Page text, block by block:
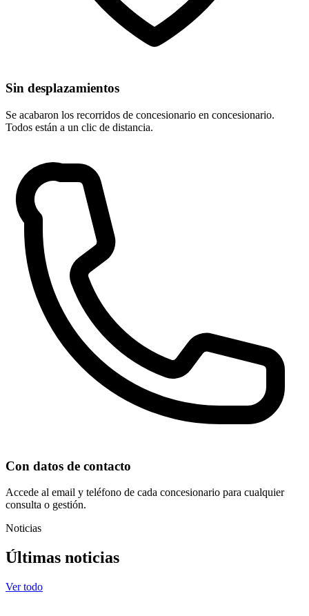
Sin desplazamientos
Se acabaron los recorridos de concesionario en concesionario.
Todos están a un clic de distancia.
Con datos de contacto
Accede al email y teléfono de cada concesionario para cualquier
consulta o gestión.
Noticias
Últimas noticias
Ver todo